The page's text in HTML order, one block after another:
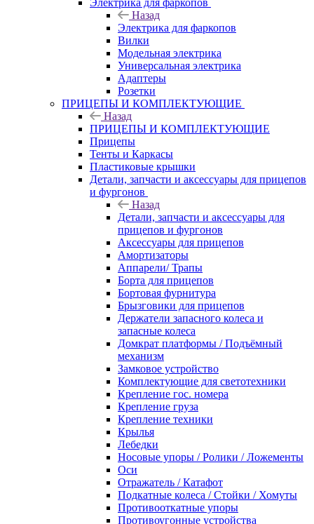
Электрика для фаркопов
Назад
Электрика для фаркопов
Вилки
Модельная электрика
Универсальная электрика
Адаптеры
Розетки
ПРИЦЕПЫ И КОМПЛЕКТУЮЩИЕ
Назад
ПРИЦЕПЫ И КОМПЛЕКТУЮЩИЕ
Прицепы
Тенты и Каркасы
Пластиковые крышки
Детали, запчасти и аксессуары для прицепов
и фургонов
Назад
Детали, запчасти и аксессуары для
прицепов и фургонов
Аксессуары для прицепов
Амортизаторы
Аппарели/ Трапы
Борта для прицепов
Бортовая фурнитура
Брызговики для прицепов
Держатели запасного колеса и
запасные колеса
Домкрат платформы / Подъёмный
механизм
Замковое устройство
Комплектующие для светотехники
Крепление гос. номера
Крепление груза
Крепление техники
Крылья
Лебедки
Носовые упоры / Ролики / Ложементы
Оси
Отражатель / Катафот
Подкатные колеса / Стойки / Хомуты
Противооткатные упоры
Противоугонные устройства